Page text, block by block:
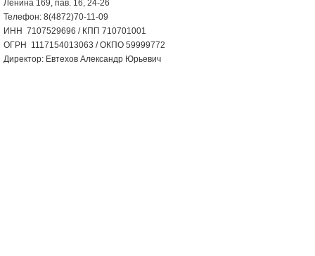
Ленина 169, пав. 16, 24-26
Телефон: 8(4872)70-11-09
ИНН 7107529696 / КПП 710701001
ОГРН 1117154013063 / ОКПО 59999772
Директор: Евтехов Александр Юрьевич